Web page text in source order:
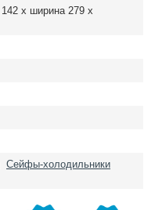
142 х ширина 279 х
Сейфы-холодильники